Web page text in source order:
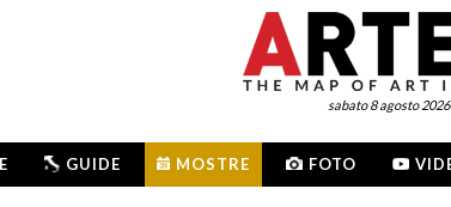
sabato 8 agosto 2026
GUIDE MOSTRE FOTO